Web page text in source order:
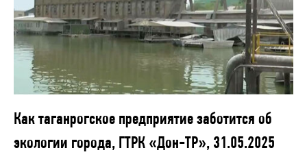
Как таганрогское предприятие заботится об
экологии города, ГТРК «Дон-ТР», 31.05.2025